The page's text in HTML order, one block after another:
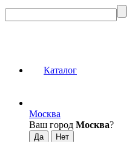
Каталог
Москва
Ваш город Москва?